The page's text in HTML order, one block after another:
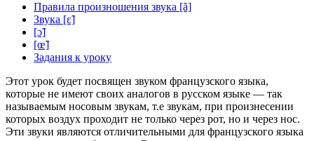
Правила произношения звука [ã]
Звука [ɛ̃]
[ɔ̃]
[œ̃]
Задания к уроку
Этот урок будет посвящен звуком французского языка,
которые не имеют своих аналогов в русском языке — так
называемым носовым звукам, т.е звукам, при произнесении
которых воздух проходит не только через рот, но и через нос.
Эти звуки являются отличительными для французского языка